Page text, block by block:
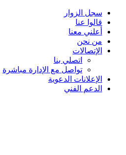
سجل الزوار
قالوا عنا
أعلني معنا
من نحن
الإتصالات
اتصلي بنا
تواصل مع الإدارة مباشرة
الإعلانات الدعوية
الدعم الفني